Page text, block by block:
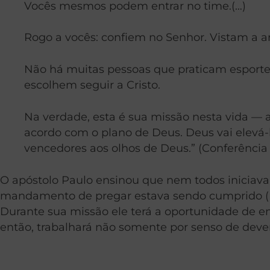
Vocês mesmos podem entrar no time.(…)
Rogo a vocês: confiem no Senhor. Vistam a
Não há muitas pessoas que praticam
escolhem seguir a Cristo.
Na verdade, esta é sua missão nesta vida —
acordo com o plano de Deus. Deus vai
vencedores aos olhos de Deus.”
O apóstolo Paulo ensinou que nem todos
mandamento de pregar estava sendo cumprido
Durante sua missão ele terá a oportunidade de
então, trabalhará não somente por senso de